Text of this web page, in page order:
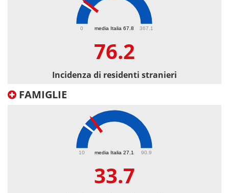
media Italia 67.8
0 367.1
76.2
Incidenza di residenti stranieri
FAMIGLIE
media Italia 27.1
10 90.9
33.7